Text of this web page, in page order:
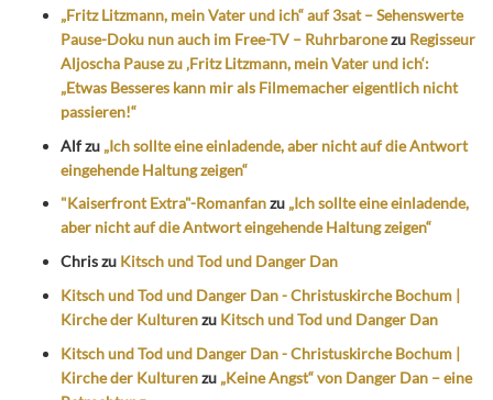
„Fritz Litzmann, mein Vater und ich“ auf 3sat – Sehenswerte
Pause-Doku nun auch im Free-TV – Ruhrbaronezu Regisseur
Aljoscha Pause zu ‚Fritz Litzmann, mein Vater und ich‘:
„Etwas Besseres kann mir als Filmemacher eigentlich nicht
passieren!“
Alfzu „Ich sollte eine einladende, aber nicht auf die Antwort
eingehende Haltung zeigen“
"Kaiserfront Extra"-Romanfanzu „Ich sollte eine einladende,
aber nicht auf die Antwort eingehende Haltung zeigen“
Chriszu Kitsch und Tod und Danger Dan
Kitsch und Tod und Danger Dan - Christuskirche Bochum |
Kirche der Kulturenzu Kitsch und Tod und Danger Dan
Kitsch und Tod und Danger Dan - Christuskirche Bochum |
Kirche der Kulturenzu „Keine Angst“ von Danger Dan – eine